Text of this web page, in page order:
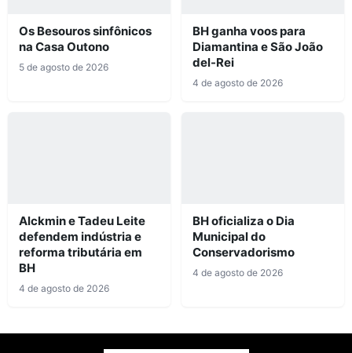
Os Besouros sinfônicos
na Casa Outono
5 de agosto de 2026
BH ganha voos para
Diamantina e São João
del-Rei
4 de agosto de 2026
Alckmin e Tadeu Leite
defendem indústria e
reforma tributária em
BH
4 de agosto de 2026
BH oficializa o Dia
Municipal do
Conservadorismo
4 de agosto de 2026